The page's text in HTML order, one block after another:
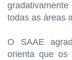
todas as áreas
O SAAE
orienta que os